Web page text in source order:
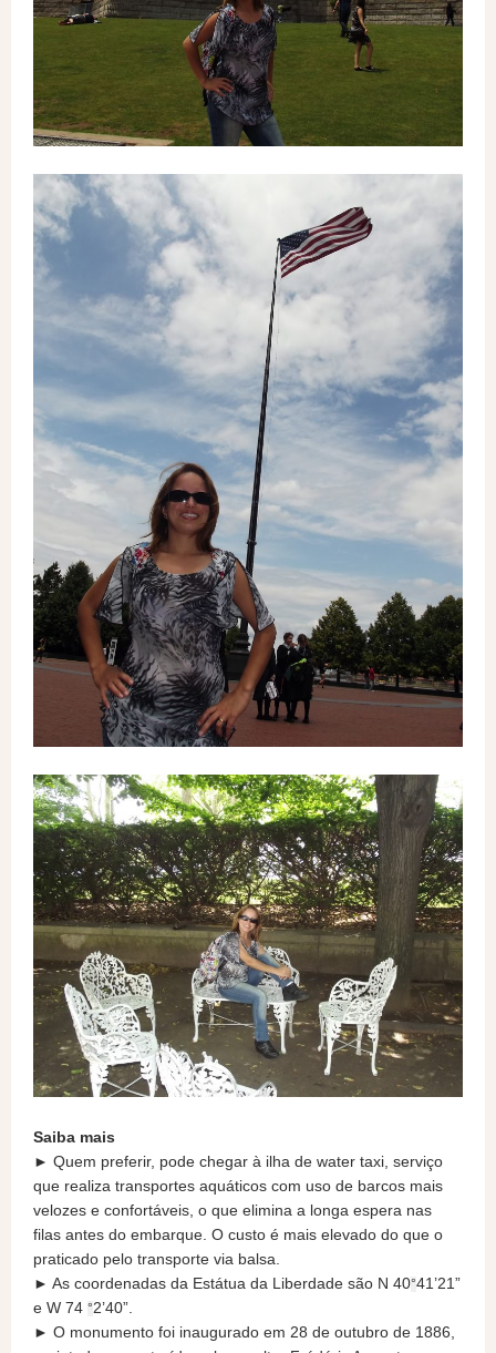
Saiba mais
► Quem preferir, pode chegar à ilha de water taxi, serviço
que realiza transportes aquáticos com uso de barcos mais
velozes e confortáveis, o que elimina a longa espera nas
filas antes do embarque. O custo é mais elevado do que o
praticado pelo transporte via balsa.
► As coordenadas da Estátua da Liberdade são N 40°41’21”
e W 74 °2’40”.
► O monumento foi inaugurado em 28 de outubro de 1886,